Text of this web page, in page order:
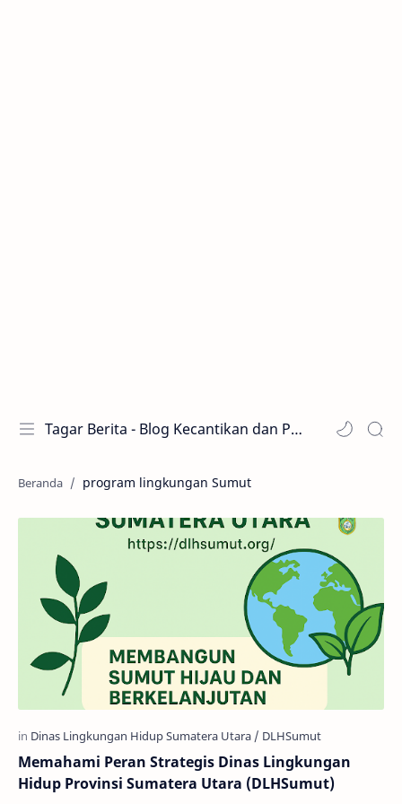
Tagar Berita - Blog Kecantikan dan Perawatan
program lingkungan Sumut
Memahami Peran Strategis Dinas Lingkungan
Hidup Provinsi Sumatera Utara (DLHSumut)